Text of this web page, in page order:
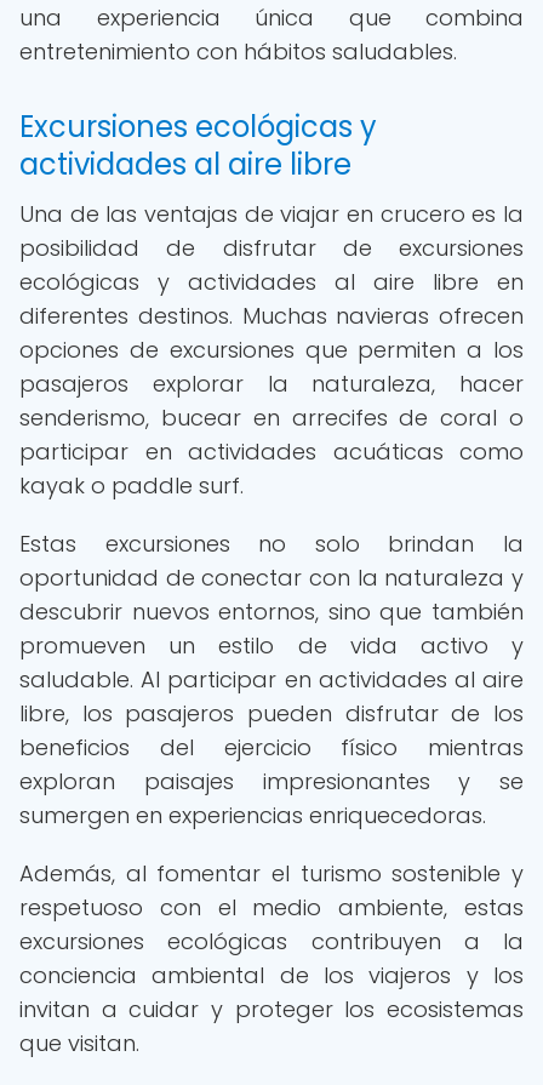
una experiencia única que combina
entretenimiento con hábitos saludables.
Excursiones ecológicas y
actividades al aire libre
Una de las ventajas de viajar en crucero es la
posibilidad de disfrutar de excursiones
ecológicas y actividades al aire libre en
diferentes destinos. Muchas navieras ofrecen
opciones de excursiones que permiten a los
pasajeros explorar la naturaleza, hacer
senderismo, bucear en arrecifes de coral o
participar en actividades acuáticas como
kayak o paddle surf.
Estas excursiones no solo brindan la
oportunidad de conectar con la naturaleza y
descubrir nuevos entornos, sino que también
promueven un estilo de vida activo y
saludable. Al participar en actividades al aire
libre, los pasajeros pueden disfrutar de los
beneficios del ejercicio físico mientras
exploran paisajes impresionantes y se
sumergen en experiencias enriquecedoras.
Además, al fomentar el turismo sostenible y
respetuoso con el medio ambiente, estas
excursiones ecológicas contribuyen a la
conciencia ambiental de los viajeros y los
invitan a cuidar y proteger los ecosistemas
que visitan.